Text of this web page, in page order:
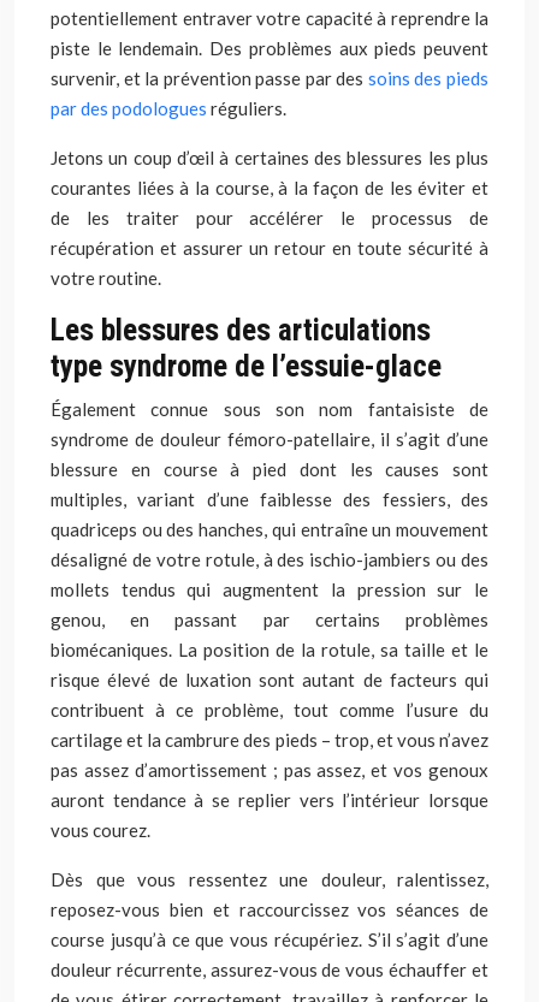
potentiellement entraver votre capacité à reprendre la
piste le lendemain. Des problèmes aux pieds peuvent
survenir, et la prévention passe par des soins des pieds
par des podologues réguliers.
Jetons un coup d’œil à certaines des blessures les plus
courantes liées à la course, à la façon de les éviter et
de les traiter pour accélérer le processus de
récupération et assurer un retour en toute sécurité à
votre routine.
Les blessures des articulations
type syndrome de l’essuie-glace
Également connue sous son nom fantaisiste de
syndrome de douleur fémoro-patellaire, il s’agit d’une
blessure en course à pied dont les causes sont
multiples, variant d’une faiblesse des fessiers, des
quadriceps ou des hanches, qui entraîne un mouvement
désaligné de votre rotule, à des ischio-jambiers ou des
mollets tendus qui augmentent la pression sur le
genou, en passant par certains problèmes
biomécaniques. La position de la rotule, sa taille et le
risque élevé de luxation sont autant de facteurs qui
contribuent à ce problème, tout comme l’usure du
cartilage et la cambrure des pieds – trop, et vous n’avez
pas assez d’amortissement ; pas assez, et vos genoux
auront tendance à se replier vers l’intérieur lorsque
vous courez.
Dès que vous ressentez une douleur, ralentissez,
reposez-vous bien et raccourcissez vos séances de
course jusqu’à ce que vous récupériez. S’il s’agit d’une
douleur récurrente, assurez-vous de vous échauffer et